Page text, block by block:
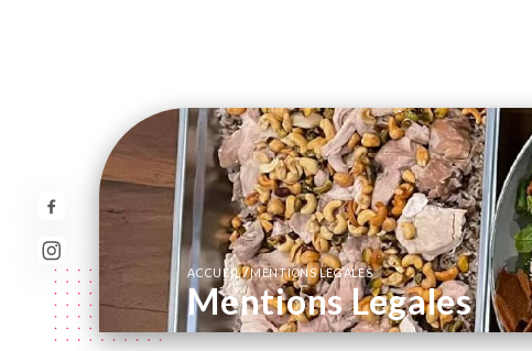
ACCUEIL/MENTIONS LEGALES
Mentions Legales